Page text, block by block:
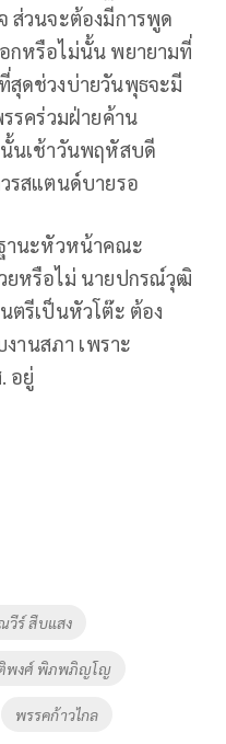
ส่วนจะต้องมีการพูด
กหรือไม่นั้น พยายามที่
สุดช่วงบ่ายวันพุธจะมี
รคร่วมฝ่ายค้าน
นเช้าวันพฤหัสบดี
รสแตนด์บายรอ
านะหัวหน้าคณะ
ยหรือไม่ นายปกรณ์วุฒิ
ตรีเป็นหัวโต๊ะ ต้อง
านสภา เพราะ
อยู่
วีร์ สืบแสง
พงศ์​ พิภพภิญโญ
พรรคก้าวไกล